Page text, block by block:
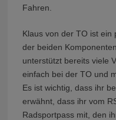
Fahren.
Klaus von der TO ist ein
der beiden
unterstützt bereits viele
einfach bei der TO und
Es ist wichtig, dass ihr
erwähnt, dass ihr vom
Radsportpass mit, den